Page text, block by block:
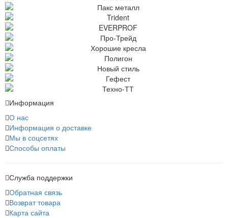
Информация
О нас
Информация о доставке
Мы в соцсетях
Способы оплаты
Служба поддержки
Обратная связь
Возврат товара
Карта сайта